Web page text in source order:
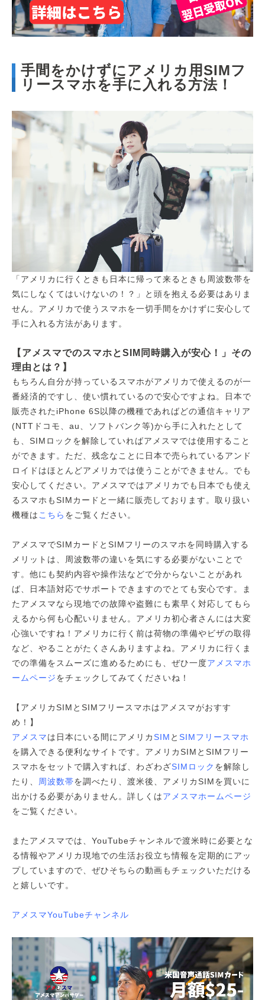
手間をかけずにアメリカ用SIMフ
リースマホを手に入れる方法！
「アメリカに行くときも日本に帰って来るときも周波数帯を
気にしなくてはいけないの！？」と頭を抱える必要はありま
せん。アメリカで使うスマホを一切手間をかけずに安心して
手に入れる方法があります。
【アメスマでのスマホとSIM同時購入が安心！」その
理由とは？】
もちろん自分が持っているスマホがアメリカで使えるのが一
番経済的ですし、使い慣れているので安心ですよね。日本で
販売されたiPhone 6S以降の機種であればどの通信キャリア
(NTTドコモ、au、ソフトバンク等)から手に入れたとして
も、SIMロックを解除していればアメスマでは使用すること
ができます。ただ、残念なことに日本で売られているアンド
ロイドはほとんどアメリカでは使うことができません。でも
安心してください。アメスマではアメリカでも日本でも使え
るスマホもSIMカードと一緒に販売しております。取り扱い
機種は こちら をご覧ください。
アメスマでSIMカードとSIMフリーのスマホを同時購入する
メリットは、周波数帯の違いを気にする必要がないことで
す。他にも契約内容や操作法などで分からないことがあれ
ば、日本語対応でサポートできますのでとても安心です。ま
たアメスマなら現地での故障や盗難にも素早く対応してもら
えるから何も心配いりません。アメリカ初心者さんには大変
心強いですね！アメリカに行く前は荷物の準備やビザの取得
など、やることがたくさんありますよね。アメリカに行くま
での準備をスムーズに進めるためにも、ぜひ一度アメスマホ
ームページをチェックしてみてくださいね！
【アメリカSIMとSIMフリースマホはアメスマがおすす
め！】
アメスマは日本にいる間にアメリカSIM と SIMフリースマホ
を購入できる便利なサイトです。アメリカSIMとSIMフリー
スマホをセットで購入すれば、わざわざSIMロック を解除し
たり、
周波数帯を調べたり、渡米後、アメリカSIMを買いに
出かける必要がありません。詳しくはアメスマホームページ
をご覧ください。
またアメスマでは、YouTubeチャンネルで渡米時に必要とな
る情報やアメリカ現地での生活お役立ち情報を定期的にアッ
プしていますので、ぜひそちらの動画もチェックいただける
と嬉しいです。
アメスマYouTubeチャンネル